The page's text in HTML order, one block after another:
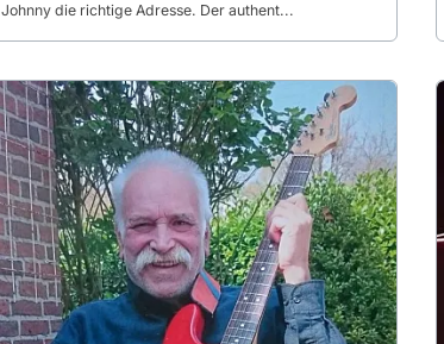
Johnny die richtige Adresse. Der authent...